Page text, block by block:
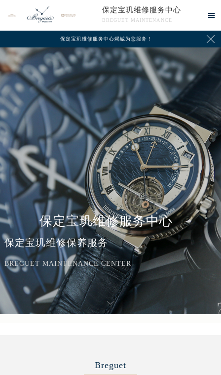
保定宝玑维修服务中心
BREGUET MAINTENANCE

保定宝玑维修服务中心竭诚为您服务！ 
保定宝玑维修服务中心
保定宝玑维修保养服务
BREGUET MAINTENANCE CENTER
心介绍 联系我们
Breguet